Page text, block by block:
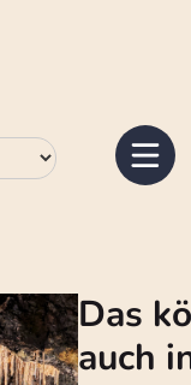
Das
auch